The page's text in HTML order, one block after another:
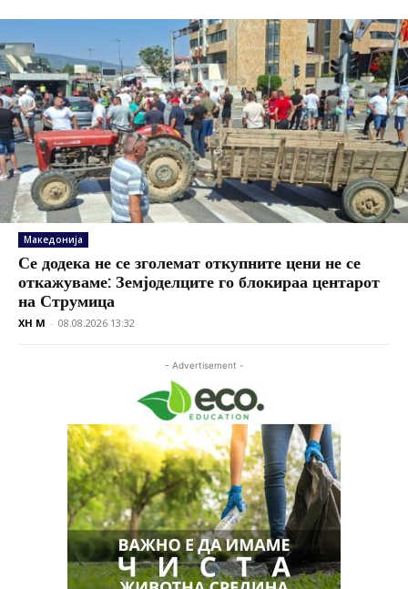
Македонија
Се додека не се зголемат откупните цени не се
откажуваме: Земјоделците го блокираа центарот
на Струмица
XH M - 08.08.2026 13:32
- Advertisement -